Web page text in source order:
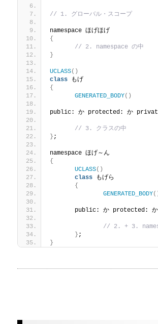
// 1. グローバル・スコープ
namespace ほげほげ
{
// 2. namespace の中
}
UCLASS()
class もげ
{
GENERATED_BODY()
public: か protected: か
// 3. クラスの中
} ;
namespace ほげ～ん
{
UCLASS()
class もげら
{
GENERATED_BODY
public: か protected:
// 2. + 3.
} ;
}